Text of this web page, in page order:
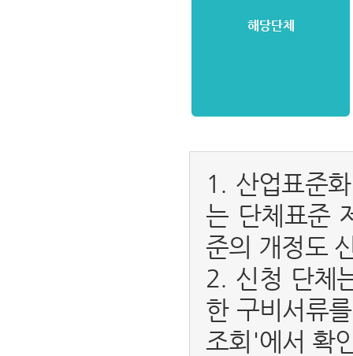
1. 산업표준
는 단체표준
준의 개정도
2. 신청 단체
한 구비서류
조회'에서 확